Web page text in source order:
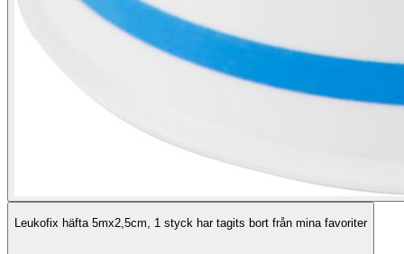
Leukofix häfta 5mx2,5cm, 1 styck har tagits bort från mina favoriter